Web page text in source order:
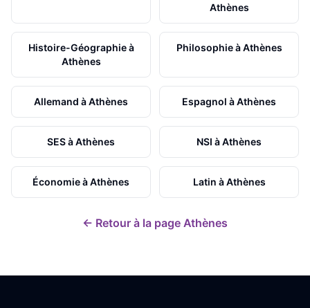
Athènes
Histoire-Géographieà
Athènes
PhilosophieàAthènes
Allemand àAthènes Espagnol àAthènes
SESàAthènes NSI àAthènes
ÉconomieàAthènes Latin àAthènes
← Retour à la page Athènes